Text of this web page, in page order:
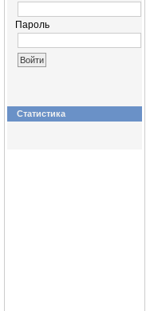
Пароль
Статистика